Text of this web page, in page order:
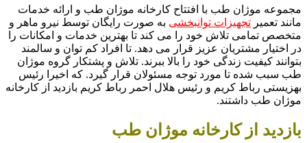
مجموعه موژان طب با افتتاح کارخانه موژان طب و ارائه خدمات
مانند تعمیر تجهیزات توانبخشی به صورت رایگان توسط نیرو ماهر و
متخصص تمامی تلاش خود را می کند تا بهترین خدمات و امکانات را
در اختیار مشتریان عزیز قرار می دهد. تا افراد کم توان و سالمند
بتوانند کیفیت زندگی خود را بالا ببرند. تلاش و پشتکار گروه موژان
طب سبب شده تا مورد توجه مسئولان قرار گیرد. که اخیرا رئیس
بهزیستی رباط کریم و رئیس هلال احمر رباط کریم بازدید از کارخانه
موژان طب داشتند.
بازدید از کارخانه موژان طب